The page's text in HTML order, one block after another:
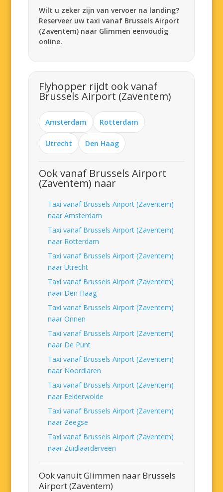
Wilt u zeker zijn van vervoer na landing?
Reserveer uw taxi vanaf Brussels Airport
(Zaventem) naar Glimmen eenvoudig
online.
Flyhopper rijdt ook vanaf
Brussels Airport (Zaventem)
Amsterdam Rotterdam
Utrecht Den Haag
Ook vanaf Brussels Airport
(Zaventem) naar
Taxi vanaf Brussels Airport (Zaventem)
naar Amsterdam
Taxi vanaf Brussels Airport (Zaventem)
naar Rotterdam
Taxi vanaf Brussels Airport (Zaventem)
naar Utrecht
Taxi vanaf Brussels Airport (Zaventem)
naar Den Haag
Taxi vanaf Brussels Airport (Zaventem)
naar Onnen
Taxi vanaf Brussels Airport (Zaventem)
naar De Punt
Taxi vanaf Brussels Airport (Zaventem)
naar Noordlaren
Taxi vanaf Brussels Airport (Zaventem)
naar Eelderwolde
Taxi vanaf Brussels Airport (Zaventem)
naar Zeegse
Taxi vanaf Brussels Airport (Zaventem)
naar Zuidlaarderveen
Ook vanuit Glimmen naar Brussels
Airport (Zaventem)